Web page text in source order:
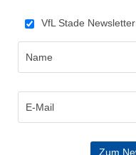
VfL Stade Newsletter